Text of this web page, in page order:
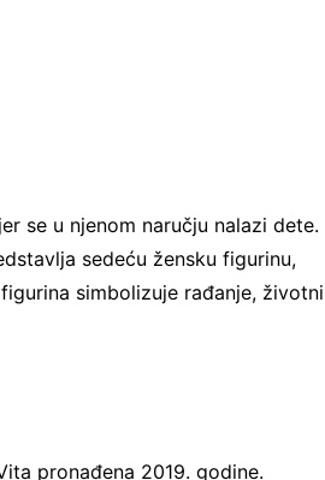
se u njenom naručju nalazi dete.
sedeću žensku figurinu,
simbolizuje rađanje, životni
pronađena 2019. godine.